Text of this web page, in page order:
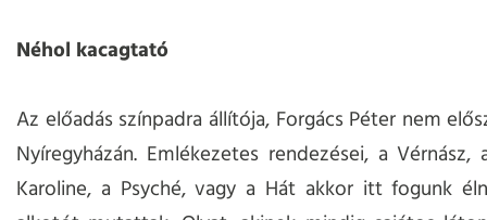
Néhol kacagtató
Az előadás színpadra állítója, Forgács Péter nem
Nyíregyházán. Emlékezetes rendezései, a Vérnász,
Karoline, a Psyché, vagy a Hát akkor itt fogunk